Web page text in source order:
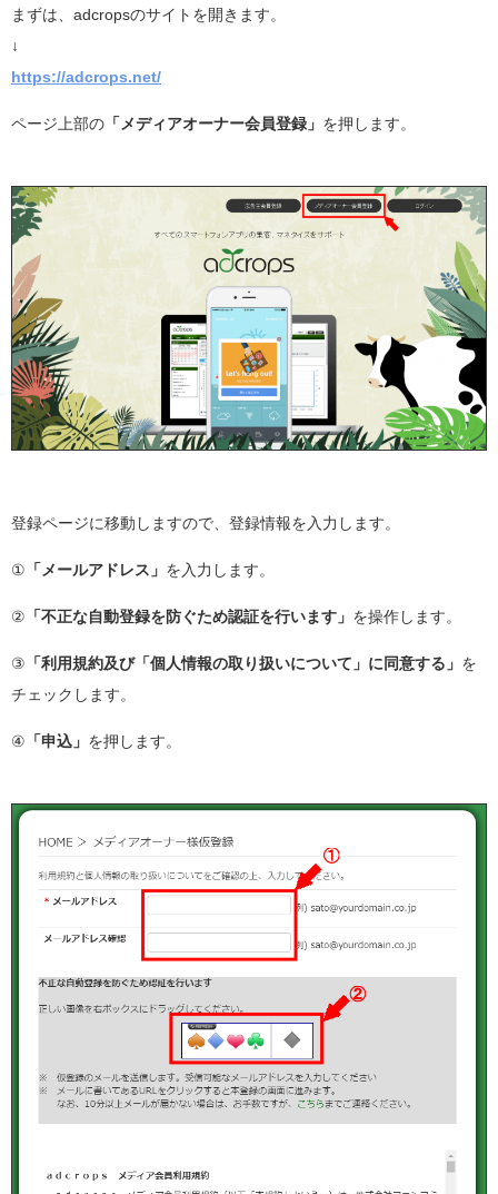
まずは、adcropsのサイトを開きます。
↓
https://adcrops.net/
ページ上部の 「メディアオーナー会員登録」 を押します。
登録ページに移動しますので、登録情報を入力します。
① 「メールアドレス」 を入力します。
② 「不正な自動登録を防ぐため認証を行います」 を操作します。
③ 「利用規約及び「個人情報の取り扱いについて」に同意する」 を
チェックします。
④ 「申込」 を押します。